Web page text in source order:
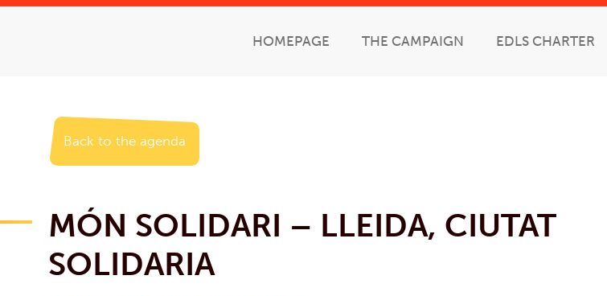
HOMEPAGE THE CAMPAIGN EDLS CHARTER
Back to the agenda
MÓN SOLIDARI – LLEIDA, CIUTAT
SOLIDARIA